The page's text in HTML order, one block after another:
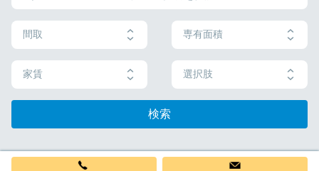
間取 専有面積
家賃 選択肢
検索